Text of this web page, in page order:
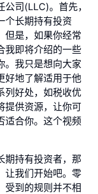
司(LLC)。首先，
个长期持有投资
但是，如果你经常
我即将介绍的一些
。我只是想向大家
好地了解适用于他
列好处，如税收优
提供资源，让你可
适合你。这个视频
期持有投资者，那
让我们开始吧。零
受到的规则并不相